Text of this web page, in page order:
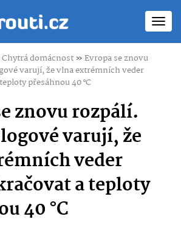
Chytrá domácnost»Evropa se znovu
varují, že vlna extrémních veder
přesáhnou 40 °C
znovu rozpálí.
varují, že
veder
a teploty
40 °C